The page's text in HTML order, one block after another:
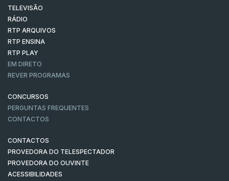
TELEVISÃO
RÁDIO
RTP ARQUIVOS
RTP ENSINA
RTP PLAY
EM DIRETO
REVER PROGRAMAS
CONCURSOS
PERGUNTAS FREQUENTES
CONTACTOS
CONTACTOS
PROVEDORA DO TELESPECTADOR
PROVEDORA DO OUVINTE
ACESSIBILIDADES